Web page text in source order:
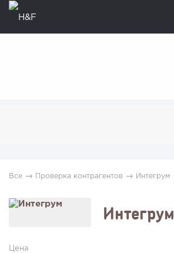
Все → Проверка контрагентов → Интегрум
Интегрум
Цена